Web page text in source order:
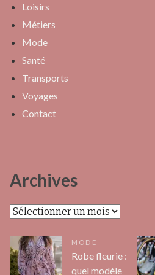
Loisirs
Métiers
Mode
Santé
Transports
Voyages
Contact
Archives
Archives
MODE
Robe fleurie :
quel modèle